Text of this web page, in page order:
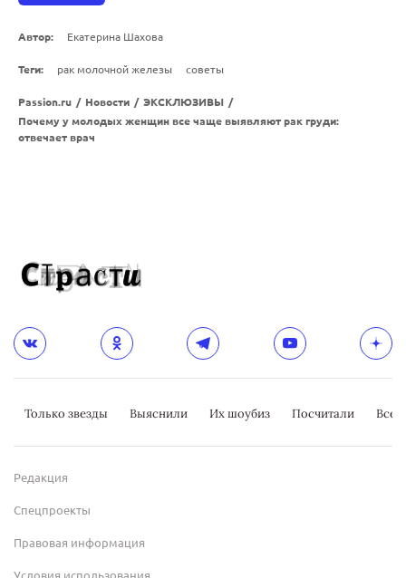
Автор: Екатерина Шахова
Теги: рак молочной железы советы
Passion.ru / Новости / ЭКСКЛЮЗИВЫ /
Почему у молодых женщин все чаще выявляют рак груди:
отвечает врач
Только звезды Выяснили Их шоубиз Посчитали
Редакция
Спецпроекты
Правовая информация